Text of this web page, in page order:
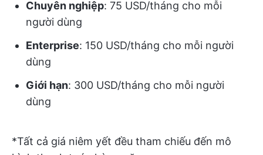
Chuyên nghiệp: 75 USD/tháng cho mỗi
người dùng
Enterprise: 150 USD/tháng cho mỗi người
dùng
Giới hạn: 300 USD/tháng cho mỗi người
dùng
*Tất cả giá niêm yết đều tham chiếu đến mô